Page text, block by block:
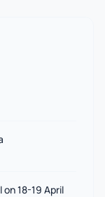
18-19 April